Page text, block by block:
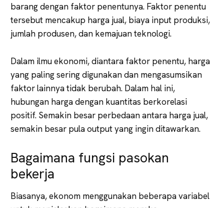
barang dengan faktor penentunya. Faktor penentu
tersebut mencakup harga jual, biaya input produksi,
jumlah produsen, dan kemajuan teknologi.
Dalam ilmu ekonomi, diantara faktor penentu, harga
yang paling sering digunakan dan mengasumsikan
faktor lainnya tidak berubah. Dalam hal ini,
hubungan harga dengan kuantitas berkorelasi
positif. Semakin besar perbedaan antara harga jual,
semakin besar pula output yang ingin ditawarkan.
Bagaimana fungsi pasokan
bekerja
Biasanya, ekonom menggunakan beberapa variabel